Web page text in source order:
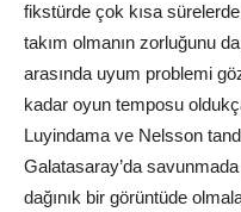
fikstürde çok kısa
takım olmanın zorluğunu
arasında uyum problemi
kadar oyun temposu
Luyindama ve Nelsson
Galatasaray’da
dağınık bir görüntüde